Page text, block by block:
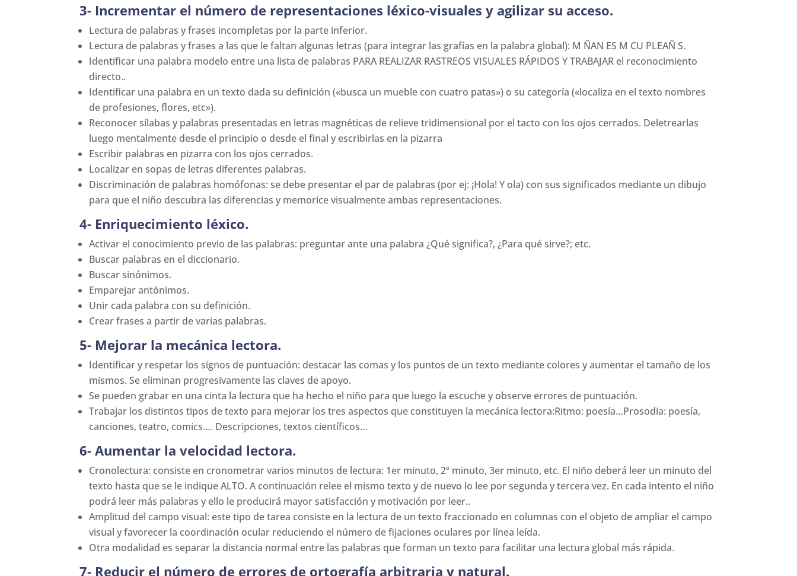
3- Incrementar el número de representaciones léxico-visuales y agilizar su acceso.
Lectura de palabras y frases incompletas por la parte inferior.
Lectura de palabras y frases a las que le faltan algunas letras (para integrar las grafías en la palabra global): M ÑAN ES M CU PLEAÑ S.
Identificar una palabra modelo entre una lista de palabras PARA REALIZAR RASTREOS VISUALES RÁPIDOS Y TRABAJAR el reconocimiento
directo..
Identificar una palabra en un texto dada su definición («busca un mueble con cuatro patas») o su categoría («localiza en el texto nombres
de profesiones, flores, etc»).
Reconocer sílabas y palabras presentadas en letras magnéticas de relieve tridimensional por el tacto con los ojos cerrados. Deletrearlas
luego mentalmente desde el principio o desde el final y escribirlas en la pizarra
Escribir palabras en pizarra con los ojos cerrados.
Localizar en sopas de letras diferentes palabras.
Discriminación de palabras homófonas: se debe presentar el par de palabras (por ej: ¡Hola! Y ola) con sus significados mediante un dibujo
para que el niño descubra las diferencias y memorice visualmente ambas representaciones.
4- Enriquecimiento léxico.
Activar el conocimiento previo de las palabras: preguntar ante una palabra ¿Qué significa?, ¿Para qué sirve?; etc.
Buscar palabras en el diccionario.
Buscar sinónimos.
Emparejar antónimos.
Unir cada palabra con su definición.
Crear frases a partir de varias palabras.
5- Mejorar la mecánica lectora.
Identificar y respetar los signos de puntuación: destacar las comas y los puntos de un texto mediante colores y aumentar el tamaño de los
mismos. Se eliminan progresivamente las claves de apoyo.
Se pueden grabar en una cinta la lectura que ha hecho el niño para que luego la escuche y observe errores de puntuación.
Trabajar los distintos tipos de texto para mejorar los tres aspectos que constituyen la mecánica lectora:Ritmo: poesía…Prosodia: poesía,
canciones, teatro, comics…. Descripciones, textos científicos…
6- Aumentar la velocidad lectora.
Cronolectura: consiste en cronometrar varios minutos de lectura: 1er minuto, 2º minuto, 3er minuto, etc. El niño deberá leer un minuto del
texto hasta que se le indique ALTO. A continuación relee el mismo texto y de nuevo lo lee por segunda y tercera vez. En cada intento el niño
podrá leer más palabras y ello le producirá mayor satisfacción y motivación por leer..
Amplitud del campo visual: este tipo de tarea consiste en la lectura de un texto fraccionado en columnas con el objeto de ampliar el campo
visual y favorecer la coordinación ocular reduciendo el número de fijaciones oculares por línea leída.
Otra modalidad es separar la distancia normal entre las palabras que forman un texto para facilitar una lectura global más rápida.
7- Reducir el número de errores de ortografía arbitraria y natural.